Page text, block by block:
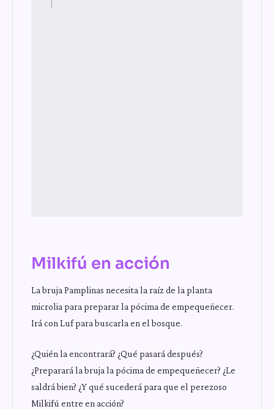
Milkifú en acción
La bruja Pamplinas necesita la raíz de la planta
microlia para preparar la pócima de empequeñecer.
Irá con Luf para buscarla en el bosque.
¿Quién la encontrará? ¿Qué pasará después?
¿Preparará la bruja la pócima de empequeñecer? ¿Le
saldrá bien? ¿Y qué sucederá para que el perezoso
Milkifú entre en acción?